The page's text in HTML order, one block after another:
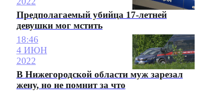
Предполагаемый убийца 17-летней
девушки мог мстить
18:46
4 ИЮН
2022
В Нижегородской области муж зарезал
жену, но не помнит за что